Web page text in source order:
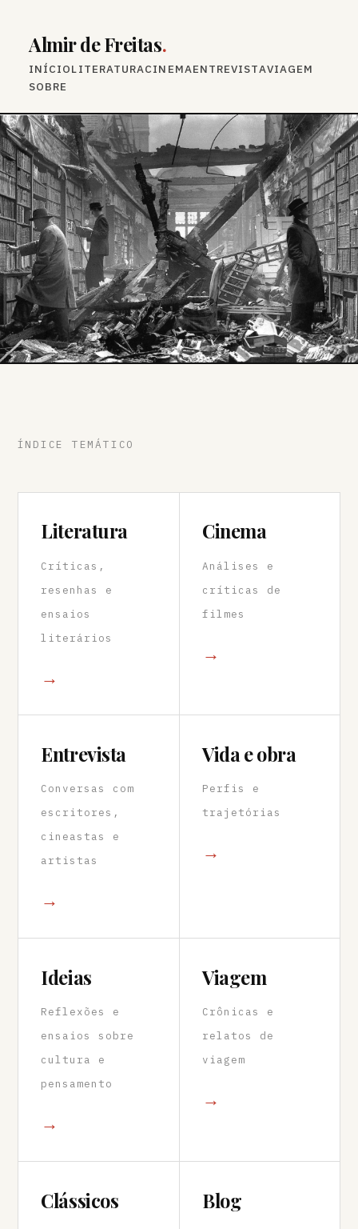
Almir de Freitas.
INÍCIOLITERATURACINEMAENTREVISTAVIAGEM
SOBRE
ÍNDICE TEMÁTICO
Literatura
Críticas,
resenhas e
ensaios
literários
→
Cinema
Análises e
críticas de
filmes
→
Entrevista
Conversas com
escritores,
cineastas e
artistas
→
Vida e obra
Perfis e
trajetórias
→
Ideias
Reflexões e
ensaios sobre
cultura e
pensamento
→
Viagem
Crônicas e
relatos de
viagem
→
Clássicos Blog